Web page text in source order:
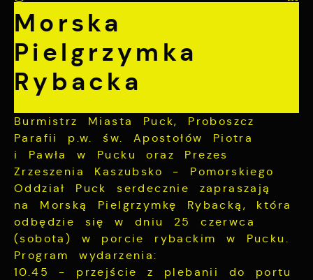
Morska
Pielgrzymka
Rybacka
Burmistrz Miasta Puck, Proboszcz
Parafii p.w. św. Apostołów Piotra
i Pawła w Pucku oraz Prezes
Zrzeszenia Kaszubsko - Pomorskiego
Oddział Puck serdecznie zapraszają
na Morską Pielgrzymkę Rybacką, która
odbędzie się w dniu 25 czerwca
(sobota) w porcie rybackim w Pucku.
Program wydarzenia:
10.45 - przejście z plebanii do portu
Pliki cookies odpowiadają na podejmowane
przez Ciebie działania w celu m.in.
dostosowania Twoich ustawień preferencji
prywatności, logowania czy wypełniania
formularzy. Dzięki plikom cookies strona, z
której korzystasz, może działać bez
zakłóceń.
Funkcjonalne i personalizacyjne
Tego typu pliki cookies umożliwiają stronie
internetowej zapamiętanie wprowadzonych
określonych funkcjonalności czy
prezentowanych treści.
Dzięki tym plikom cookies możemy
zapewnić Ci większy komfort korzystania z
funkcjonalności naszej strony poprzez
dopasowanie jej do Twoich indywidualnych
preferencji. Wyrażenie zgody na
funkcjonalne i personalizacyjne pliki
cookies gwarantuje dostępność większej
ilości funkcji na stronie.
Więcej
Analityczne
Analityczne pliki cookies pomagają nam
rozwijać się i dostosowywać do Twoich
potrzeb.